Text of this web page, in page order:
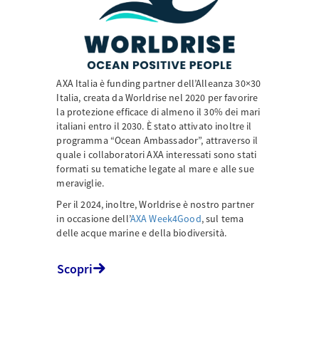
AXA Italia è funding partner dell’Alleanza 30×30
Italia, creata da Worldrise nel 2020 per favorire
la protezione efficace di almeno il 30% dei mari
italiani entro il 2030. È stato attivato inoltre il
programma “Ocean Ambassador”, attraverso il
quale i collaboratori AXA interessati sono stati
formati su tematiche legate al mare e alle sue
meraviglie.
Per il 2024, inoltre, Worldrise è nostro partner
in occasione dell’AXA Week4Good, sul tema
delle acque marine e della biodiversità.
Scopri